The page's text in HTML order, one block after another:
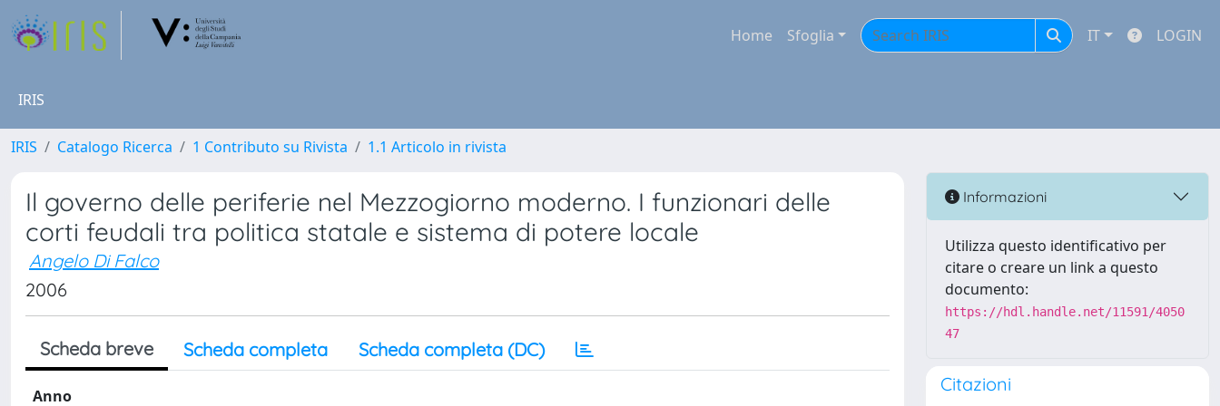
Home Sfoglia IT LOGIN
IRIS
IRIS Catalogo Ricerca 1 Contributo su Rivista 1.1 Articolo in rivista
Il governo delle periferie nel Mezzogiorno moderno. I funzionari delle
corti feudali tra politica statale e sistema di potere locale
Angelo Di Falco
2006
Scheda breve Scheda completa Scheda completa (DC)
Anno
Informazioni
Utilizza questo identificativo per
citare o creare un link a questo
documento:
https://hdl.handle.net/11591/4050
47
Citazioni